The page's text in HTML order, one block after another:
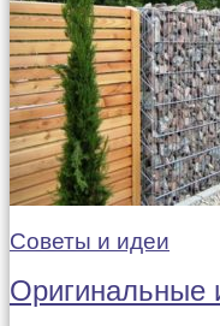
Советы и идеи
Оригинальные